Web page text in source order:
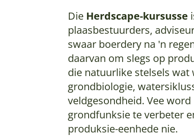
Die Herdscape-kursusse
plaasbestuurders,
swaar boerdery na 'n
daarvan om slegs op
die natuurlike stelsels
grondbiologie,
veldgesondheid. Vee
grondfunksie te verbeter
produksie-eenhede nie.